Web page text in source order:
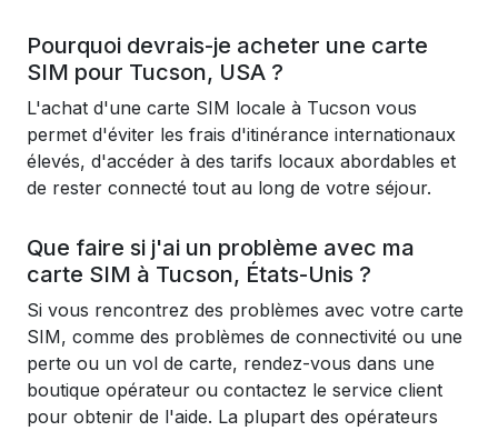
Pourquoi devrais-je acheter une carte
SIM pour Tucson, USA ?
L'achat d'une carte SIM locale à Tucson vous
permet d'éviter les frais d'itinérance internationaux
élevés, d'accéder à des tarifs locaux abordables et
de rester connecté tout au long de votre séjour.
Que faire si j'ai un problème avec ma
carte SIM à Tucson, États-Unis ?
Si vous rencontrez des problèmes avec votre carte
SIM, comme des problèmes de connectivité ou une
perte ou un vol de carte, rendez-vous dans une
boutique opérateur ou contactez le service client
pour obtenir de l'aide. La plupart des opérateurs